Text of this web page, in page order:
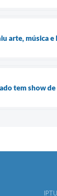
arte, música
tem show
IPTU